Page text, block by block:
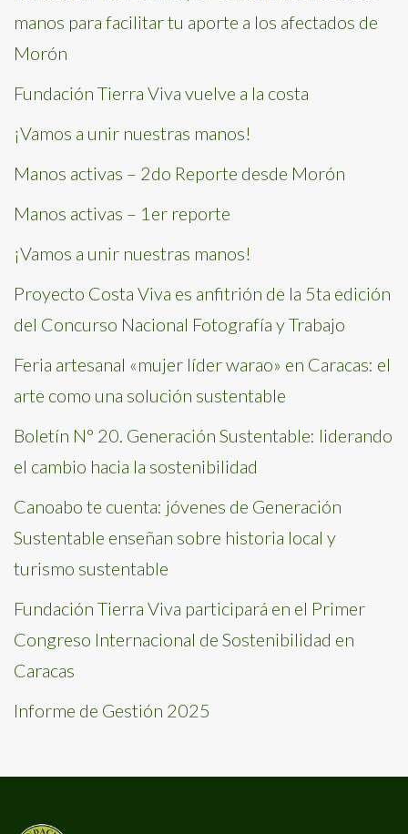
manos para facilitar tu aporte a los afectados de
Morón
Fundación Tierra Viva vuelve a la costa
¡Vamos a unir nuestras manos!
Manos activas – 2do Reporte desde Morón
Manos activas – 1er reporte
¡Vamos a unir nuestras manos!
Proyecto Costa Viva es anfitrión de la 5ta edición
del Concurso Nacional Fotografía y Trabajo
Feria artesanal «mujer líder warao» en Caracas: el
arte como una solución sustentable
Boletín N° 20. Generación Sustentable: liderando
el cambio hacia la sostenibilidad
Canoabo te cuenta: jóvenes de Generación
Sustentable enseñan sobre historia local y
turismo sustentable
Fundación Tierra Viva participará en el Primer
Congreso Internacional de Sostenibilidad en
Caracas
Informe de Gestión 2025